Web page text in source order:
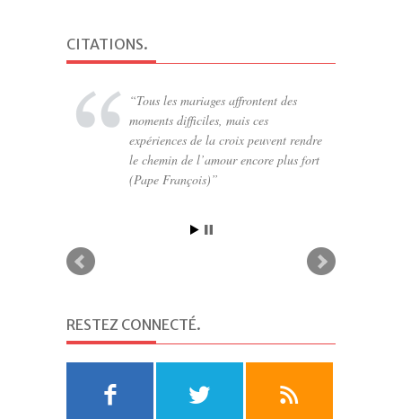
CITATIONS.
Tous les mariages affrontent des
moments difficiles, mais ces
expériences de la croix peuvent rendre
le chemin de l’amour encore plus fort
(Pape François)
RESTEZ CONNECTÉ.